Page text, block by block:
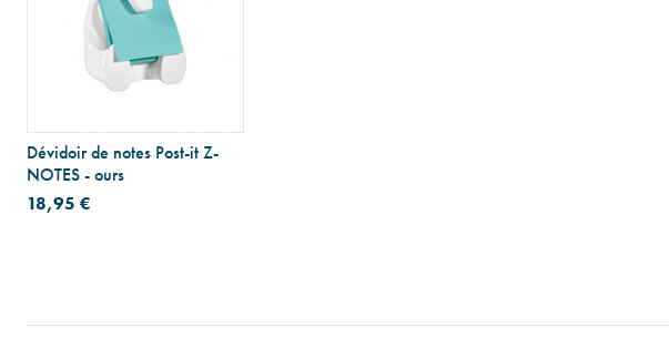
Dévidoir de notes Post-it Z-
NOTES - ours
18,95 €